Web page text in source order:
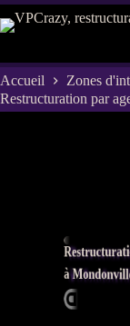
Passer
au
Accueil
Zones
Restructuration par
à